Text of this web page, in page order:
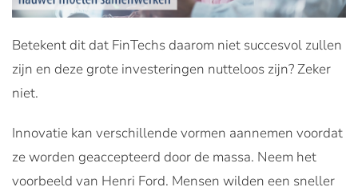
Betekent dit dat FinTechs daarom niet succesvol zullen
zijn en deze grote investeringen nutteloos zijn? Zeker
niet.
Innovatie kan verschillende vormen aannemen voordat
ze worden geaccepteerd door de massa. Neem het
voorbeeld van Henri Ford. Mensen wilden een sneller